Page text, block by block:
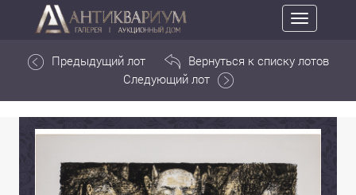
Toggle
navigation
Предыдущий лот
Вернуться к списку лотов
Следующий лот